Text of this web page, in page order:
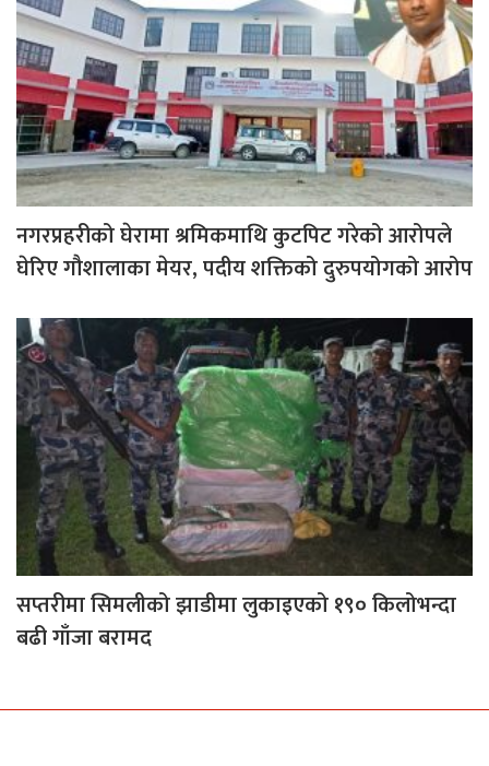
नगरप्रहरीको घेरामा श्रमिकमाथि कुटपिट गरेको आरोपले
घेरिए गौशालाका मेयर, पदीय शक्तिको दुरुपयोगको आरोप
सप्तरीमा सिमलीको झाडीमा लुकाइएको १९० किलोभन्दा
बढी गाँजा बरामद